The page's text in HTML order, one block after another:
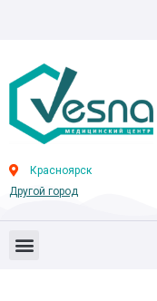
Красноярск
Другой город